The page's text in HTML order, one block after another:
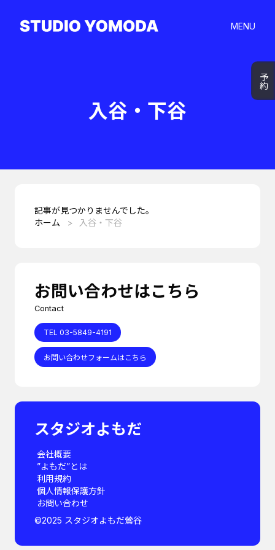
MENU
予約
入谷・下谷
記事が見つかりませんでした。
ホーム
入谷・下谷
お問い合わせはこちら
Contact
TEL 03-5849-4191
お問い合わせフォームはこちら
スタジオよもだ
会社概要
”よもだ”とは
利用規約
個人情報保護方針
お問い合わせ
©︎2025 スタジオよもだ鶯谷